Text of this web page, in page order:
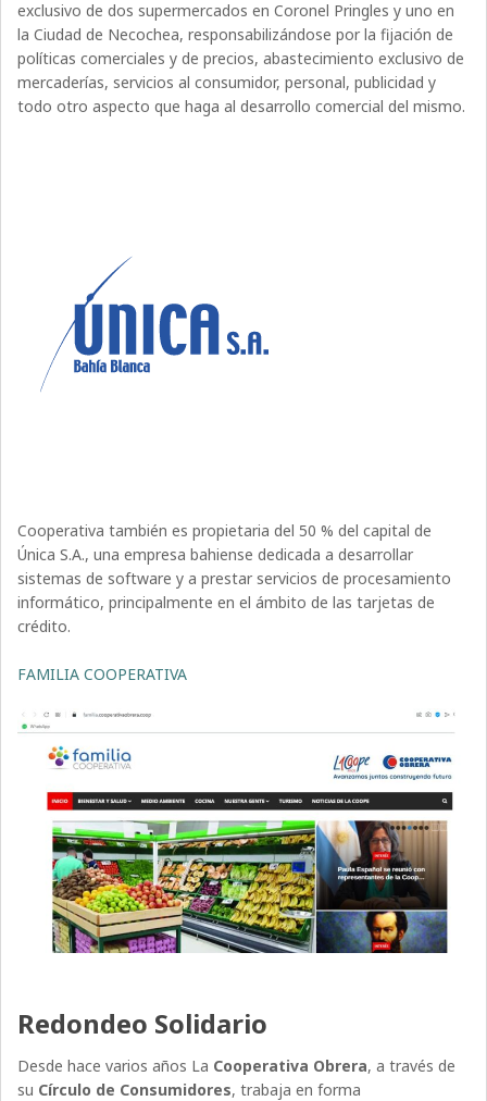
exclusivo de dos supermercados en Coronel Pringles y uno en
la Ciudad de Necochea, responsabilizándose por la fijación de
políticas comerciales y de precios, abastecimiento exclusivo de
mercaderías, servicios al consumidor, personal, publicidad y
todo otro aspecto que haga al desarrollo comercial del mismo.
Cooperativa también es propietaria del 50 % del capital de
Única S.A., una empresa bahiense dedicada a desarrollar
sistemas de software y a prestar servicios de procesamiento
informático, principalmente en el ámbito de las tarjetas de
crédito.
FAMILIA COOPERATIVA
Redondeo Solidario
Desde hace varios años La Cooperativa Obrera, a través de
su Círculo de Consumidores, trabaja en forma